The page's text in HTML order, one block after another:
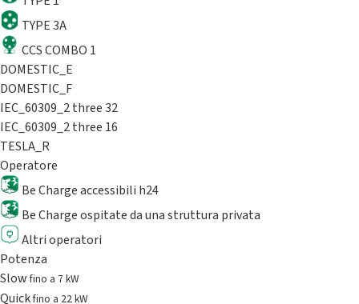
TYPE 3A
CCS COMBO 1
DOMESTIC_E
DOMESTIC_F
IEC_60309_2 three 32
IEC_60309_2 three 16
TESLA_R
Operatore
Be Charge accessibili h24
Be Charge ospitate da una struttura privata
Altri operatori
Potenza
Slowfino a 7 kW
Quickfino a 22 kW